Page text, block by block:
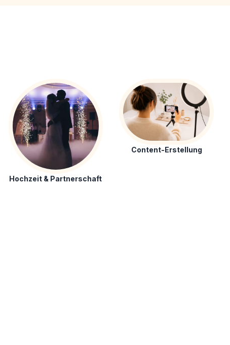
Hochzeit & Partnerschaft
Content-Erstellung